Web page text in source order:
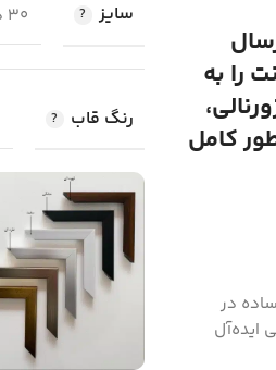
را به
کامل
در
ایده‌آل
سایز 30 در 40 سانتی متر, 50 در 70 سانتی متر, 100 در 70 سانتی متر
رنگ قاب